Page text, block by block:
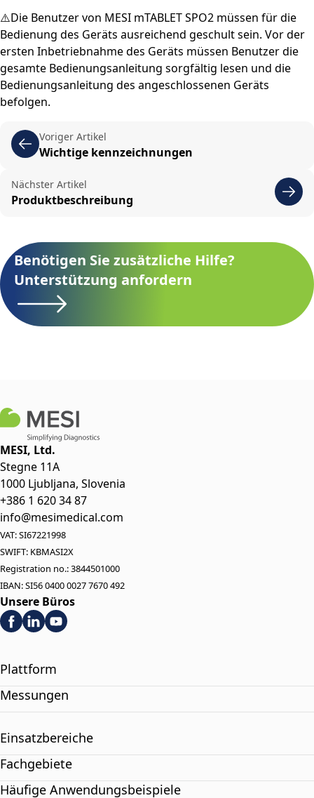
⚠️Die Benutzer von MESI mTABLET SPO2 müssen für die
Bedienung des Geräts ausreichend geschult sein. Vor der
ersten Inbetriebnahme des Geräts müssen Benutzer die
gesamte Bedienungsanleitung sorgfältig lesen und die
Bedienungsanleitung des angeschlossenen Geräts
befolgen.
Voriger Artikel
Wichtige kennzeichnungen
Nächster Artikel
Produktbeschreibung
Benötigen Sie zusätzliche Hilfe?
Unterstützung anfordern
MESI, Ltd.
Stegne 11A
1000 Ljubljana, Slovenia
+386 1 620 34 87
info@mesimedical.com
VAT: SI67221998
SWIFT: KBMASI2X
Registration no.: 3844501000
IBAN: SI56 0400 0027 7670 492
Unsere Büros
Plattform
Messungen
Einsatzbereiche
Fachgebiete
Häufige Anwendungsbeispiele